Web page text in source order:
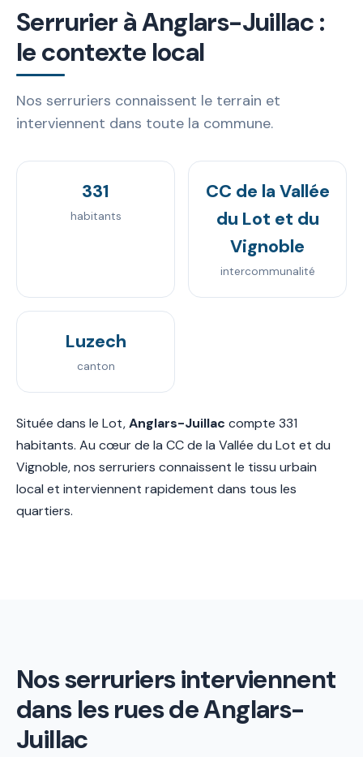
Serrurier à Anglars-Juillac :
le contexte local
Nos serruriers connaissent le terrain et
interviennent dans toute la commune.
331
habitants
CC de la Vallée
du Lot et du
Vignoble
intercommunalité
Luzech
canton
Située dans le Lot,Anglars-Juillac compte 331
habitants. Au cœur de la CC de la Vallée du Lot et du
Vignoble, nos serruriers connaissent le tissu urbain
local et interviennent rapidement dans tous les
quartiers.
Nos serruriers interviennent
dans les rues de Anglars-
Juillac